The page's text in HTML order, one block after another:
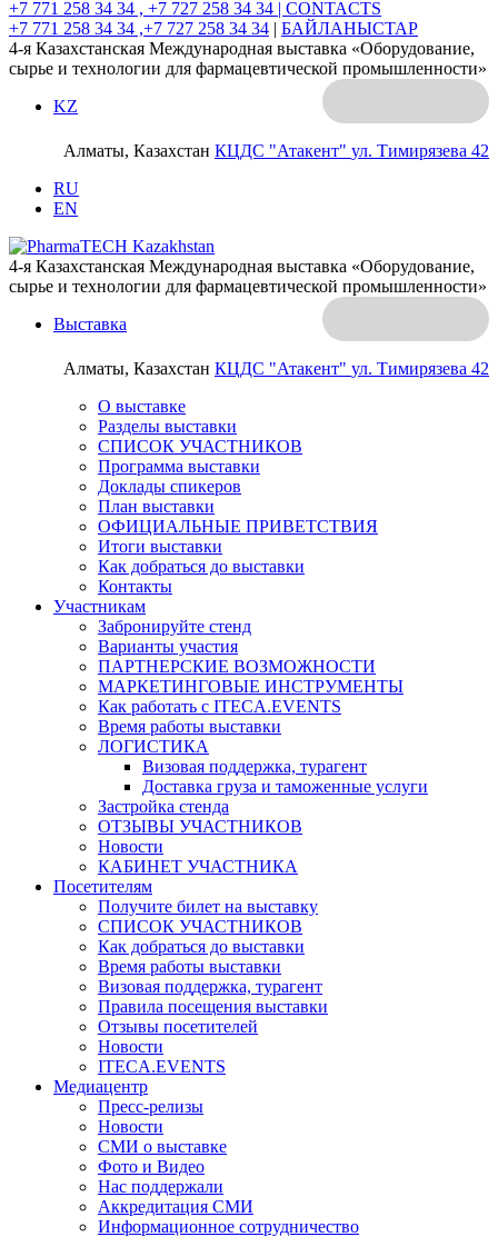
+7 771 258 34 34 , +7 727 258 34 34 | CONTACTS
+7 771 258 34 34 ,+7 727 258 34 34 | БАЙЛАНЫСТАР
4-я Казахстанская Международная выставка «Оборудование,
сырье и технологии для фармацевтической промышленности»
Алматы, Казахстан КЦДС "Атакент" ул. Тимирязева 42
KZ
RU
EN
4-я Казахстанская Международная выставка «Оборудование,
сырье и технологии для фармацевтической промышленности»
Алматы, Казахстан КЦДС "Атакент" ул. Тимирязева 42
Выставка
О выставке
Разделы выставки
СПИСОК УЧАСТНИКОВ
Программа выставки
Доклады спикеров
План выставки
ОФИЦИАЛЬНЫЕ ПРИВЕТСТВИЯ
Итоги выставки
Как добраться до выставки
Контакты
Участникам
Забронируйте стенд
Варианты участия
ПАРТНЕРСКИЕ ВОЗМОЖНОСТИ
МАРКЕТИНГОВЫЕ ИНСТРУМЕНТЫ
Как работать с ITECA.EVENTS
Время работы выставки
ЛОГИСТИКА
Визовая поддержка, турагент
Доставка груза и таможенные услуги
Застройка стенда
ОТЗЫВЫ УЧАСТНИКОВ
Новости
КАБИНЕТ УЧАСТНИКА
Посетителям
Получите билет на выставку
СПИСОК УЧАСТНИКОВ
Как добраться до выставки
Время работы выставки
Визовая поддержка, турагент
Правила посещения выставки
Отзывы посетителей
Новости
ITECA.EVENTS
Медиацентр
Пресс-релизы
Новости
СМИ о выставке
Фото и Видео
Нас поддержали
Аккредитация СМИ
Информационное сотрудничество